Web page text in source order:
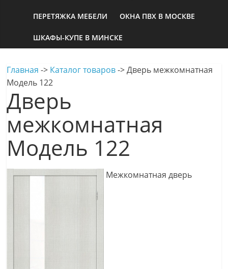
ПЕРЕТЯЖКА МЕБЕЛИ ОКНА ПВХ В МОСКВЕ
ШКАФЫ-КУПЕ В МИНСКЕ
Главная -> Каталог товаров->Дверь межкомнатная
Модель 122
Дверь
межкомнатная
Модель 122
Межкомнатная дверь